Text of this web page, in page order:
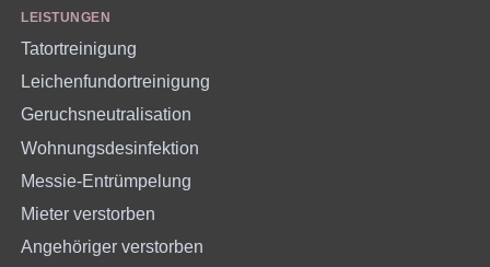
LEISTUNGEN
Tatortreinigung
Leichenfundortreinigung
Geruchsneutralisation
Wohnungsdesinfektion
Messie-Entrümpelung
Mieter verstorben
Angehöriger verstorben